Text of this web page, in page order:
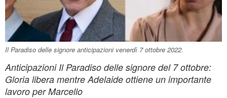
Il Paradiso delle signore anticipazioni venerdì 7 ottobre 2022.
Anticipazioni Il Paradiso delle signore del 7 ottobre:
Gloria libera mentre Adelaide ottiene un importante
lavoro per Marcello